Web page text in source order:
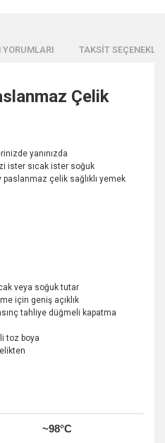
YORUMLARI TAKSİT
Çelik
yanınızda
ister sıcak ister soğuk
çelik sağlıklı yemek
veya soğuk tutar
için geniş açıklık
tahliye düğmeli kapatma
toz boya
~98°C